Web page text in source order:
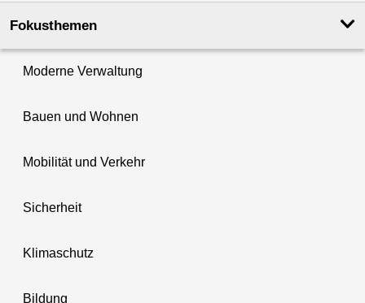
Fokusthemen
Moderne Verwaltung
Bauen und Wohnen
Mobilität und Verkehr
Sicherheit
Klimaschutz
Bildung